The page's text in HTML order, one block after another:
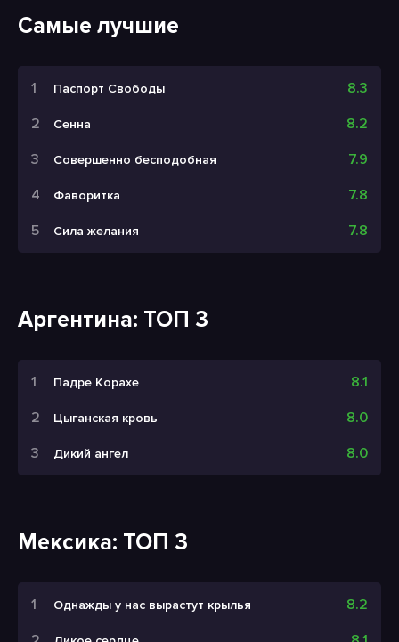
Самые лучшие
Паспорт Свободы 8.3
Сенна 8.2
Совершенно бесподобная 7.9
Фаворитка 7.8
Сила желания 7.8
Аргентина: ТОП 3
Падре Корахе 8.1
Цыганская кровь 8.0
Дикий ангел 8.0
Мексика: ТОП 3
Однажды у нас вырастут крылья 8.2